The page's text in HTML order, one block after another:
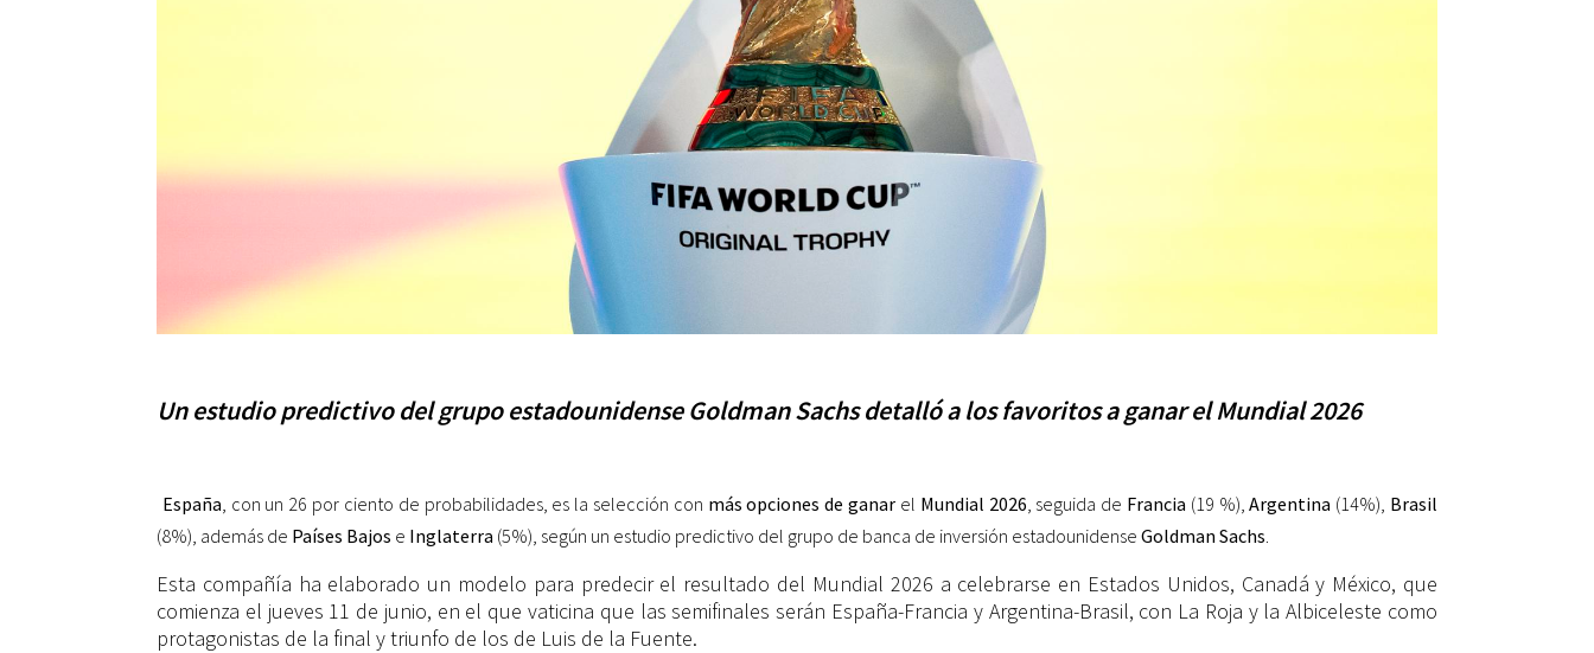
Un estudio predictivo del grupo estadounidense Goldman Sachs detalló a los favoritos a ganar el Mundial 2026
España , con un 26 por ciento de probabilidades, es la selección con más opciones de ganar el Mundial 2026 , seguida de Francia (19 %),Argentina (14%), Brasil
(8%), además de Países Bajos e Inglaterra (5%), según un estudio predictivo del grupo de banca de inversión estadounidense Goldman Sachs
Esta compañía ha elaborado un modelo para predecir el resultado del Mundial 2026 a celebrarse en Estados Unidos, Canadá y México, que
comienza el jueves 11 de junio, en el que vaticina que las semifinales serán España-Francia y Argentina-Brasil, con La Roja y la Albiceleste como
protagonistas de la final y triunfo de los de Luis de la Fuente.